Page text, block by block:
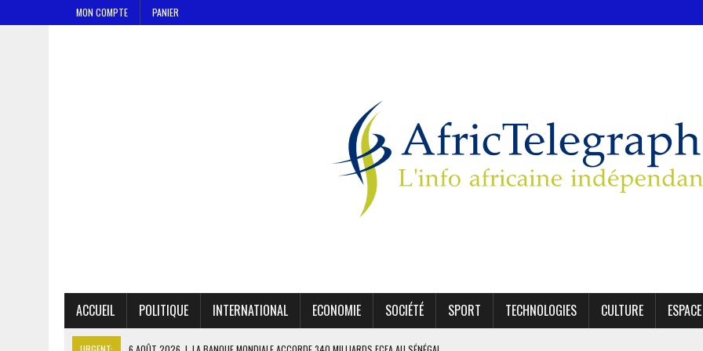
MON COMPTE PANIER
ACCUEIL POLITIQUE INTERNATIONAL ECONOMIE SOCIÉTÉ SPORT TECHNOLOGIES CULTURE